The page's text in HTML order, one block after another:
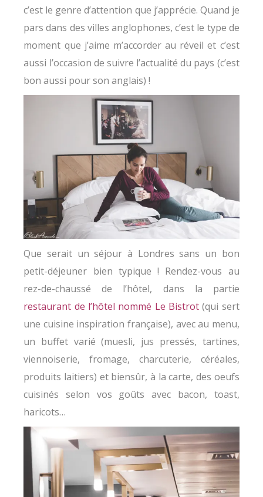
c’est le genre d’attention que j’apprécie. Quand je
pars dans des villes anglophones, c’est le type de
moment que j’aime m’accorder au réveil et c’est
aussi l’occasion de suivre l’actualité du pays (c’est
bon aussi pour son anglais) !
Que serait un séjour à Londres sans un bon
petit-déjeuner bien typique ! Rendez-vous au
rez-de-chaussé de l’hôtel, dans la partie
restaurant de l’hôtel nommé Le Bistrot (qui sert
une cuisine inspiration française), avec au menu,
un buffet varié (muesli, jus pressés, tartines,
viennoiserie, fromage, charcuterie, céréales,
produits laitiers) et biensûr, à la carte, des oeufs
cuisinés selon vos goûts avec bacon, toast,
haricots…